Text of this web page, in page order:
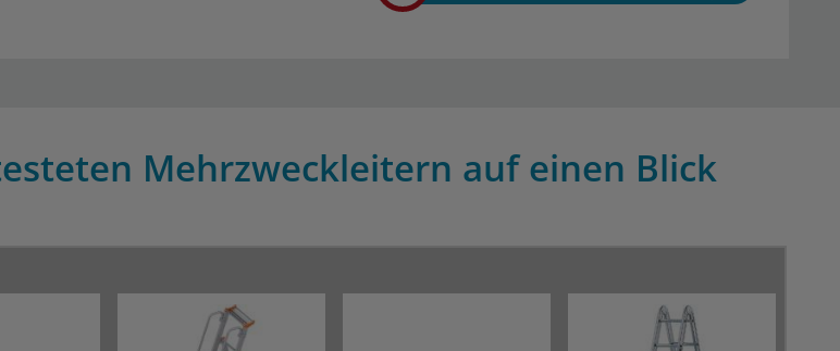
Mehrzweckleitern auf einen Blick